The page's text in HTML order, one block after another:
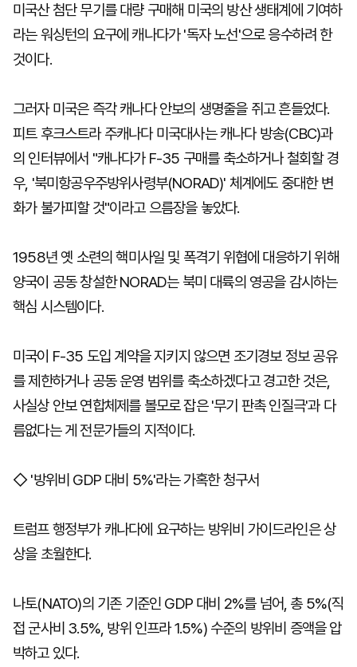
미국산 첨단 무기를 대량 구매해 미국의 방산 생태계에 기여하
라는 워싱턴의 요구에 캐나다가 '독자 노선'으로 응수하려 한
것이다.
그러자 미국은 즉각 캐나다 안보의 생명줄을 쥐고 흔들었다.
피트 후크스트라 주캐나다 미국대사는 캐나다 방송(CBC)과
의 인터뷰에서 "캐나다가 F-35 구매를 축소하거나 철회할 경
우, '북미항공우주방위사령부(NORAD)' 체계에도 중대한 변
화가 불가피할 것"이라고 으름장을 놓았다.
1958년 옛 소련의 핵미사일 및 폭격기 위협에 대응하기 위해
양국이 공동 창설한 NORAD는 북미 대륙의 영공을 감시하는
핵심 시스템이다.
미국이 F-35 도입 계약을 지키지 않으면 조기경보 정보 공유
를 제한하거나 공동 운영 범위를 축소하겠다고 경고한 것은,
사실상 안보 연합체제를 볼모로 잡은 '무기 판촉 인질극'과 다
름없다는 게 전문가들의 지적이다.
◇ '방위비 GDP 대비 5%'라는 가혹한 청구서
트럼프 행정부가 캐나다에 요구하는 방위비 가이드라인은 상
상을 초월한다.
나토(NATO)의 기존 기준인 GDP 대비 2%를 넘어, 총 5%(직
접 군사비 3.5%, 방위 인프라 1.5%) 수준의 방위비 증액을 압
박하고 있다.